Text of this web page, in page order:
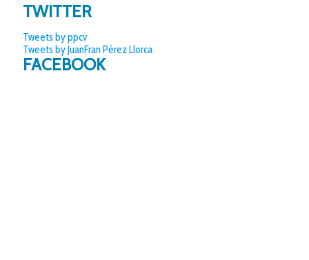
TWITTER
Tweets by ppcv
Tweets by JuanFran Pérez Llorca
FACEBOOK